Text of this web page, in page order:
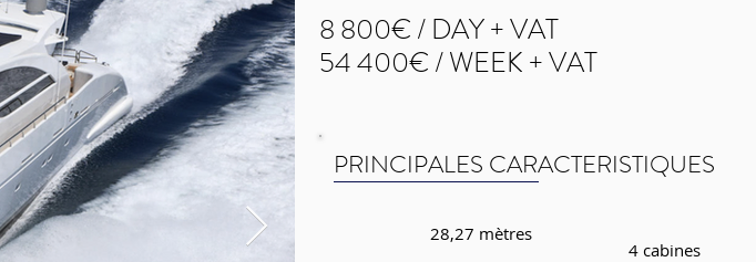
8 800€ /DAY + VAT
54 400€ /WEEK + VAT
PRINCIPALES CARACTERISTIQUES
28,27 mètres
4 cabines